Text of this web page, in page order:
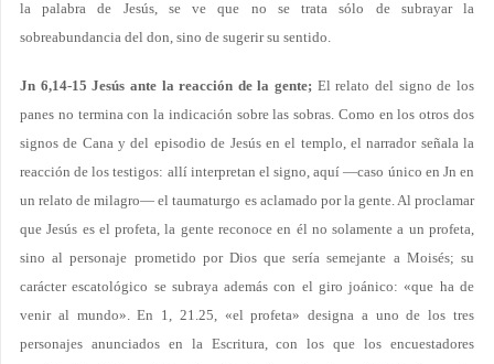
la palabra de Jesús, se ve que no se trata sólo de subrayar la
sobreabundancia del don, sino de sugerir su sentido.
Jn 6,14-15 Jesús ante la reacción de la gente; El relato del signo de los
panes no termina con la indicación sobre las sobras. Como en los otros dos
signos de Cana y del episodio de Jesús en el templo, el narrador señala la
reacción de los testigos: allí interpretan el signo, aquí —caso único en Jn en
un relato de milagro— el taumaturgo es aclamado por la gente. Al proclamar
que Jesús es el profeta, la gente reconoce en él no solamente a un profeta,
sino al personaje prometido por Dios que sería semejante a Moisés; su
carácter escatológico se subraya además con el giro joánico: «que ha de
venir al mundo». En 1, 21.25, «el profeta» designa a uno de los tres
personajes anunciados en la Escritura, con los que los encuestadores